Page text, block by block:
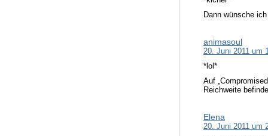
Dann wünsche
animasoul
20. Juni 2011 um
*lol*
Auf
Reichweite
Elena
20. Juni 2011 um